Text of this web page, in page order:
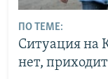
ПО ТЕМЕ:
Ситуация на
нет,